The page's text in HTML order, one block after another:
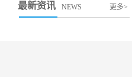
最新资讯 NEWS 更多>